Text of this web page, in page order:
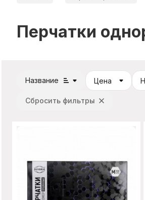
Перчатки
Название Цена
Сбросить фильтры